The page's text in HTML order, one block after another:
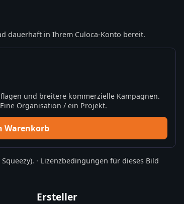
dauerhaft in Ihrem Culoca-Konto bereit.
und breitere kommerzielle Kampagnen.
Organisation / ein Projekt.
Warenkorb
· Lizenzbedingungen für dieses Bild
Ersteller